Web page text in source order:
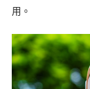
用。